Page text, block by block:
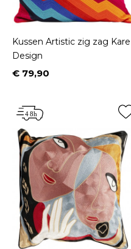
Kussen Artistic zig zag Kare
Design
Prijs
€ 79,90